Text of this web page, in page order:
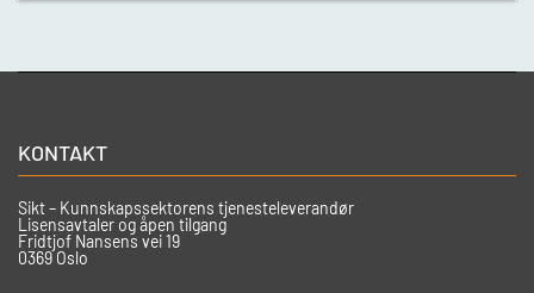
KONTAKT
Sikt – Kunnskapssektorens tjenesteleverandør
Lisensavtaler og åpen tilgang
Fridtjof Nansens vei 19
0369 Oslo